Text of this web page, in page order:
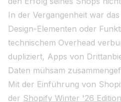
In der Vergangenheit war
Design-Elementen oder
technischem Overhead
dupliziert, Apps von
Daten mühsam
Mit der Einführung von
der Shopify Winter '26 Edition